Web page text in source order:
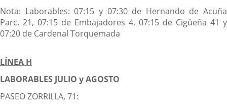
Nota: Laborables: 07:15 y 07:30 de Hernando de Acuña
Parc. 21, 07:15 de Embajadores 4, 07:15 de Cigüeña 41 y
07:20 de Cardenal Torquemada
LÍNEA H
LABORABLES JULIO y AGOSTO
PASEO ZORRILLA, 71: